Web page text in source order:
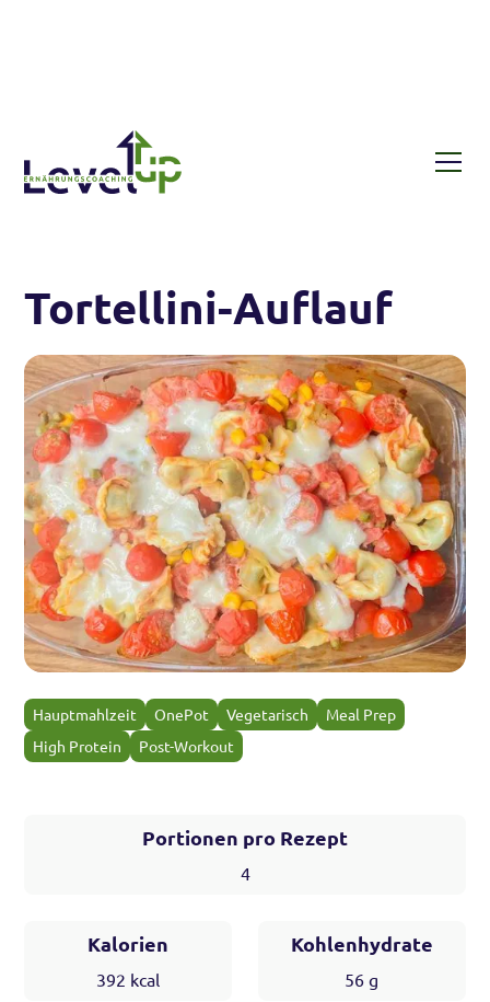
Tortellini-Auflauf
Hauptmahlzeit OnePot Vegetarisch
Meal Prep
High Protein
Post-Workout
Portionen pro Rezept
4
Kalorien
392 kcal
Kohlenhydrate
56 g